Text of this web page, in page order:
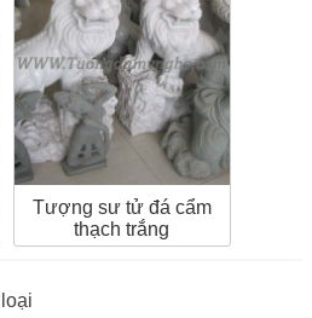
Tượng sư tử đá cẩm
thạch trắng